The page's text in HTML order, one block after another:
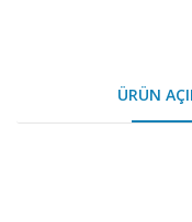
ÜRÜN